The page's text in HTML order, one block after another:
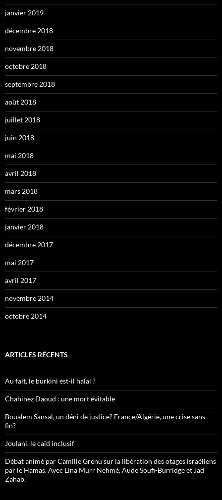
janvier 2019
décembre 2018
novembre 2018
octobre 2018
septembre 2018
août 2018
juillet 2018
juin 2018
mai 2018
avril 2018
mars 2018
février 2018
janvier 2018
décembre 2017
mai 2017
avril 2017
novembre 2014
octobre 2014
ARTICLES RÉCENTS
Au fait, le burkini est-il halal ?
Chahinez Daoud : une mort évitable
Boualem Sansal, un déni de justice? France/Algérie, une crise sans
fin?
Joulani, le caïd inclusif
Débat animé par Camille Grenu sur la libération des otages israéliens
par le Hamas. Avec Lina Murr Nehmé, Aude Soufi-Burridge et Jad
Zahab.